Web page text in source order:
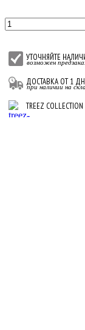
УТОЧНЯЙТЕ
возможен
ДОСТАВКА ОТ 1
при наличии на
TREEZ COLLECTION